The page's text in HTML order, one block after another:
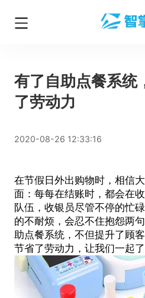
有了自助点餐系统
了劳动力
2020-08-26 12:33:16
在节假日外出购物时，相信
面：每每在结账时，都会在
队伍，收银员尽管不停的忙
的不耐烦，会忍不住抱怨两
助点餐系统，不但提升了顾
节省了劳动力，让我们一起了